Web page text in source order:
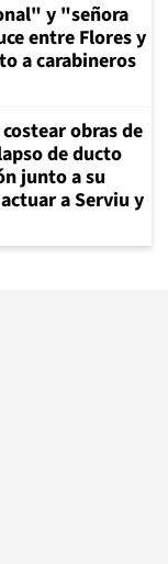
y "señora
entre Flores y
a carabineros
obras de
de ducto
junto a su
a Serviu y